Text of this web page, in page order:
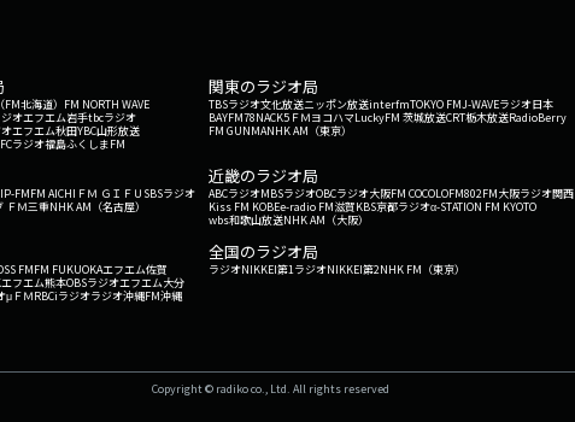
北海道） FM NORTH WAVE
オエフエム岩手tbcラジオ
エフエム秋田YBC山形放送
ラジオ福島ふくしまFM
関東のラジオ局
TBSラジオ文化放送ニッポン放送interfmTOKYO FMJ-WAVEラジオ日本
BAYFM78NACK5 ＦＭヨコハマLuckyFM 茨城放送CRT栃木放送RadioBerry
FM GUNMANHK AM（東京）
FMFM AICHI ＦＭ ＧＩＦＵ SBSラジオ
ＦＭ三重NHK AM（名古屋）
近畿のラジオ局
ABCラジオMBSラジオOBCラジオ大阪FM COCOLOFM802FM大阪ラジオ関西
Kiss FM KOBEe-radio FM滋賀KBS京都ラジオα-STATION FM KYOTO
wbs和歌山放送NHK AM（大阪）
FMFM FUKUOKAエフエム佐賀
フエム熊本OBSラジオエフエム大分
μＦＭRBCiラジオラジオ沖縄FM沖縄
全国のラジオ局
ラジオNIKKEI第1ラジオNIKKEI第2NHK FM（東京）
Copyright © radiko co., Ltd. All rights reserved